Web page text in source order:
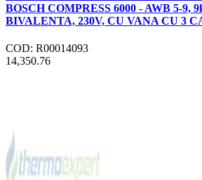
BOSCH COMPRESS 6000 - AWB 5-9,
BIVALENTA, 230V, CU VANA CU 3
COD: R00014093
14,350.76